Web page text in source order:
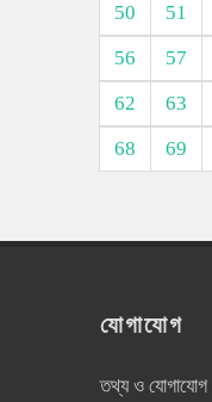
50
51
56
57
62
63
68
69
যোগাযোগ
তথ্য ও যোগাযোগ